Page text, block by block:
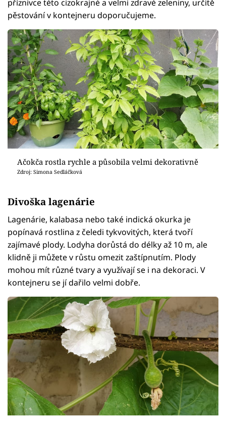
příznivce této cizokrajné a velmi zdravé zeleniny, určitě
pěstování v kontejneru doporučujeme.
Ačokča rostla rychle a působila velmi dekorativně
Zdroj: Simona Sedláčková
Divoška lagenárie
Lagenárie, kalabasa nebo také indická okurka je
popínavá rostlina z čeledi tykvovitých, která tvoří
zajímavé plody. Lodyha dorůstá do délky až 10 m, ale
klidně ji můžete v růstu omezit zaštípnutím. Plody
mohou mít různé tvary a využívají se i na dekoraci. V
kontejneru se jí dařilo velmi dobře.